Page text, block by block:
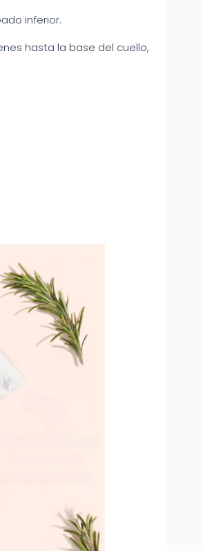
inferior.
hasta la base del cuello,